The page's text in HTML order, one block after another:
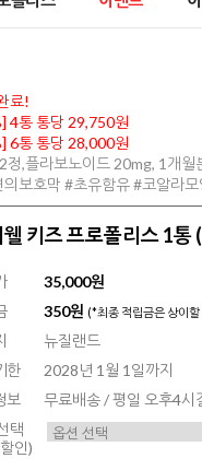
료!
4통 통당 29,750원
6통 통당 28,000원
정,플라보노이드 20mg, 1개월
의보호막 #초유함유 #코알라
키즈 프로폴리스 1
35,000원
350원 (*최종 적립금은 상이
뉴질랜드
한
2028년 1월 1일까지
보
무료배송 / 평일 오후4시
택
인)